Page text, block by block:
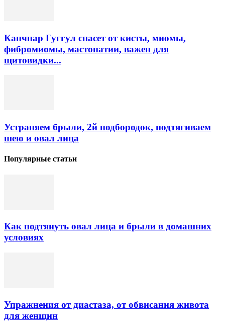
Канчнар Гуггул спасет от кисты, миомы,
фибромиомы, мастопатии, важен для
щитовидки...
Устраняем брыли, 2й подбородок, подтягиваем
шею и овал лица
Популярные статьи
Как подтянуть овал лица и брыли в домашних
условиях
Упражнения от диастаза, от обвисания живота
для женщин